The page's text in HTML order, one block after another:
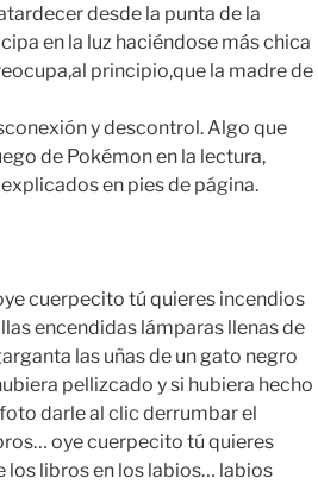
desde la punta de la
en la luz haciéndose más chica
principio,que la madre de
y descontrol. Algo que
de Pokémon en la lectura,
en pies de página.
cuerpecito tú quieres incendios
encendidas lámparas llenas de
las uñas de un gato negro
pellizcado y si hubiera hecho
darle al clic derrumbar el
oye cuerpecito tú quieres
libros en los labios… labios